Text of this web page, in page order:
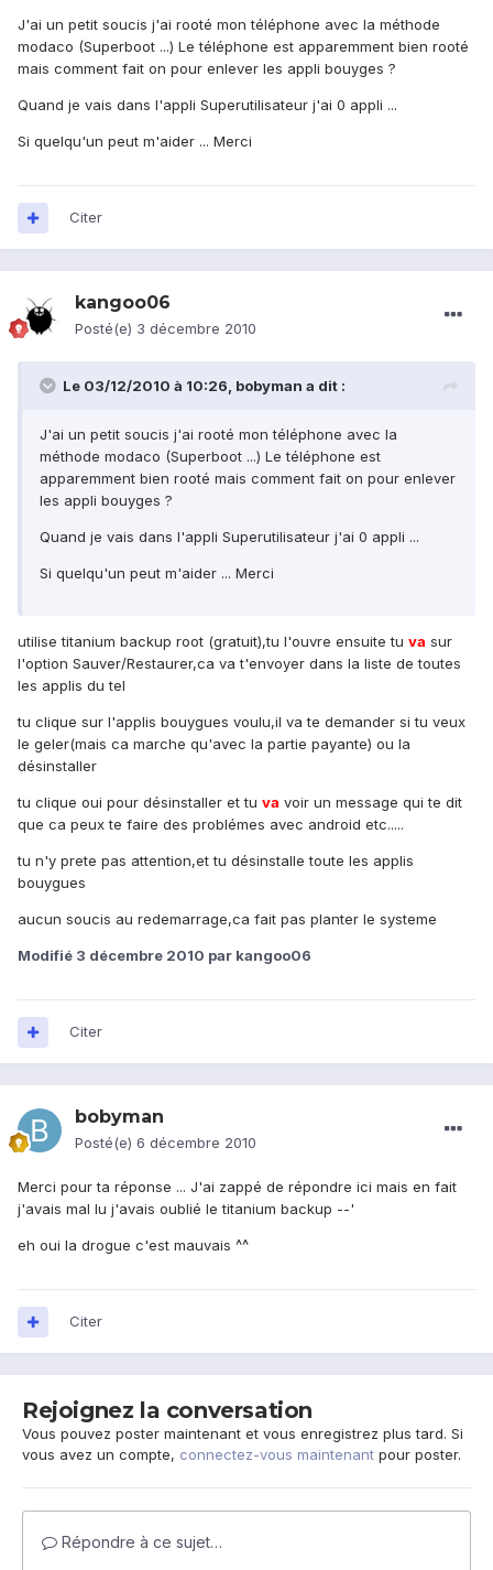
J'ai un petit soucis j'ai rooté mon téléphone avec la méthode
modaco (Superboot ...) Le téléphone est apparemment bien rooté
mais comment fait on pour enlever les appli bouyges ?
Quand je vais dans l'appli Superutilisateur j'ai 0 appli ...
Si quelqu'un peut m'aider ... Merci
Citer
kangoo06
Posté(e) 3 décembre 2010
Le 03/12/2010 à 10:26, bobyman a dit :
J'ai un petit soucis j'ai rooté mon téléphone avec la
méthode modaco (Superboot ...) Le téléphone est
apparemment bien rooté mais comment fait on pour enlever
les appli bouyges ?
Quand je vais dans l'appli Superutilisateur j'ai 0 appli ...
Si quelqu'un peut m'aider ... Merci
utilise titanium backup root (gratuit),tu l'ouvre ensuite tu va sur
l'option Sauver/Restaurer,ca va t'envoyer dans la liste de toutes
les applis du tel
tu clique sur l'applis bouygues voulu,il va te demander si tu veux
le geler(mais ca marche qu'avec la partie payante) ou la
désinstaller
tu clique oui pour désinstaller et tu va voir un message qui te dit
que ca peux te faire des problémes avec android etc.....
tu n'y prete pas attention,et tu désinstalle toute les applis
bouygues
aucun soucis au redemarrage,ca fait pas planter le systeme
Modifié 3 décembre 2010 par kangoo06
Citer
bobyman
Posté(e) 6 décembre 2010
Merci pour ta réponse ... J'ai zappé de répondre ici mais en fait
j'avais mal lu j'avais oublié le titanium backup --'
eh oui la drogue c'est mauvais ^^
Citer
Rejoignez la conversation
Vous pouvez poster maintenant et vous enregistrez plus tard. Si
vous avez un compte, connectez-vous maintenant pour poster.
Répondre à ce sujet…